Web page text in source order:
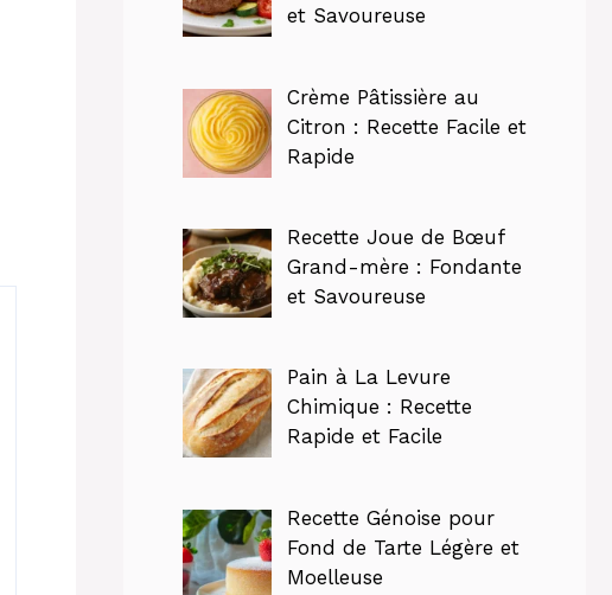
et Savoureuse
Crème Pâtissière au
Citron : Recette Facile et
Rapide
Recette Joue de Bœuf
Grand-mère : Fondante
et Savoureuse
Pain à La Levure
Chimique : Recette
Rapide et Facile
Recette Génoise pour
Fond de Tarte Légère et
Moelleuse